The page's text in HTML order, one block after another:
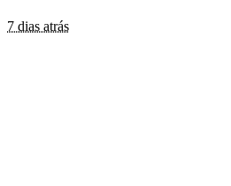
7 dias atrás